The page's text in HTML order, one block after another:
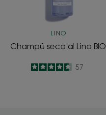
LINO
Champú seco al Lino BIO
4.6
/
5
57